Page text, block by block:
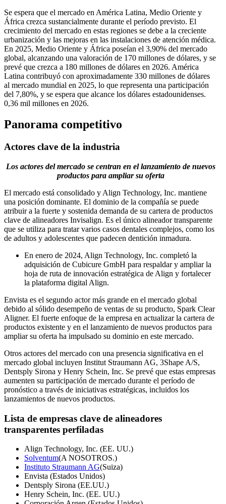
Se espera que el mercado en América Latina, Medio Oriente y
África crezca sustancialmente durante el período previsto. El
crecimiento del mercado en estas regiones se debe a la creciente
urbanización y las mejoras en las instalaciones de atención médica.
En 2025, Medio Oriente y África poseían el 3,90% del mercado
global, alcanzando una valoración de 170 millones de dólares, y se
prevé que crezca a 180 millones de dólares en 2026. América
Latina contribuyó con aproximadamente 330 millones de dólares
al mercado mundial en 2025, lo que representa una participación
del 7,80%, y se espera que alcance los dólares estadounidenses.
0,36 mil millones en 2026.
Panorama competitivo
Actores clave de la industria
Los actores del mercado se centran en el lanzamiento de nuevos
productos para ampliar su oferta
El mercado está consolidado y Align Technology, Inc. mantiene
una posición dominante. El dominio de la compañía se puede
atribuir a la fuerte y sostenida demanda de su cartera de productos
clave de alineadores Invisalign. Es el único alineador transparente
que se utiliza para tratar varios casos dentales complejos, como los
de adultos y adolescentes que padecen dentición inmadura.
En enero de 2024, Align Technology, Inc. completó la
adquisición de Cubicure GmbH para respaldar y ampliar la
hoja de ruta de innovación estratégica de Align y fortalecer
la plataforma digital Align.
Envista es el segundo actor más grande en el mercado global
debido al sólido desempeño de ventas de su producto, Spark Clear
Aligner. El fuerte enfoque de la empresa en actualizar la cartera de
productos existente y en el lanzamiento de nuevos productos para
ampliar su oferta ha impulsado su dominio en este mercado.
Otros actores del mercado con una presencia significativa en el
mercado global incluyen Institut Straumann AG, 3Shape A/S,
Dentsply Sirona y Henry Schein, Inc. Se prevé que estas empresas
aumenten su participación de mercado durante el período de
pronóstico a través de iniciativas estratégicas, incluidos los
lanzamientos de nuevos productos.
Lista de empresas clave de alineadores
transparentes perfiladas
Align Technology, Inc. (EE. UU.)
Solventum(A NOSOTROS.)
Instituto Straumann AG(Suiza)
Envista (Estados Unidos)
Dentsply Sirona (EE.UU.)
Henry Schein, Inc. (EE. UU.)